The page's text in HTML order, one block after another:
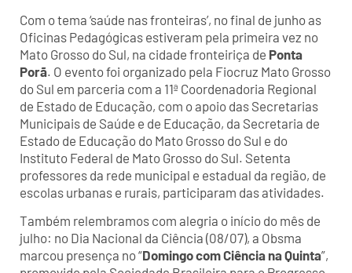
Com o tema ‘saúde nas fronteiras’, no final de junho as
Oficinas Pedagógicas estiveram pela primeira vez no
Mato Grosso do Sul, na cidade fronteiriça de Ponta
Porã. O evento foi organizado pela Fiocruz Mato Grosso
do Sul em parceria com a 11ª Coordenadoria Regional
de Estado de Educação, com o apoio das Secretarias
Municipais de Saúde e de Educação, da Secretaria de
Estado de Educação do Mato Grosso do Sul e do
Instituto Federal de Mato Grosso do Sul. Setenta
professores da rede municipal e estadual da região, de
escolas urbanas e rurais, participaram das atividades.
Também relembramos com alegria o início do mês de
julho: no Dia Nacional da Ciência (08/07), a Obsma
marcou presença no “Domingo com Ciência na Quinta”,